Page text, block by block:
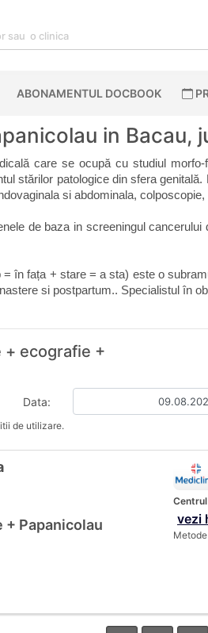
ABONAMENTUL DOCBOOK
in Bacau,
care se ocupă cu studiul
stărilor patologice din sfera
si abdominala,
de baza in screeningul
în fața + stare = a sta) este o
si postpartum.. Specialistul în
+ ecografie +
Data:
de utilizare.
Papanicolau
vezi